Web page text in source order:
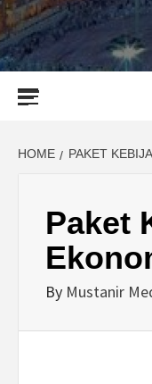
HOME PAKET
Paket
By Mustanir